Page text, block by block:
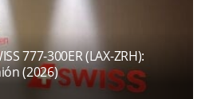
777-300ER (LAX-ZRH):
(2026)